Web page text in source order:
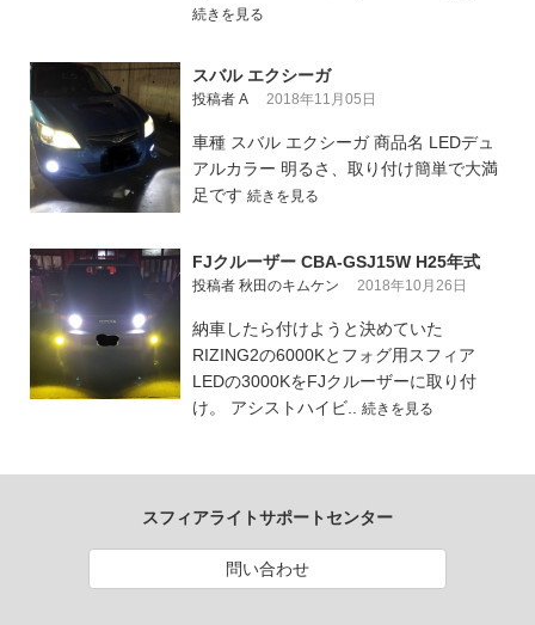
続きを見る
スバル エクシーガ
投稿者 A 2018年11月05日
車種 スバル エクシーガ 商品名 LEDデュ
アルカラー 明るさ、取り付け簡単で大満
足です 続きを見る
FJクルーザー CBA-GSJ15W H25年式
投稿者 秋田のキムケン 2018年10月26日
納車したら付けようと決めていた
RIZING2の6000Kとフォグ用スフィア
LEDの3000KをFJクルーザーに取り付
け。 アシストハイビ.. 続きを見る
スフィアライトサポートセンター
問い合わせ